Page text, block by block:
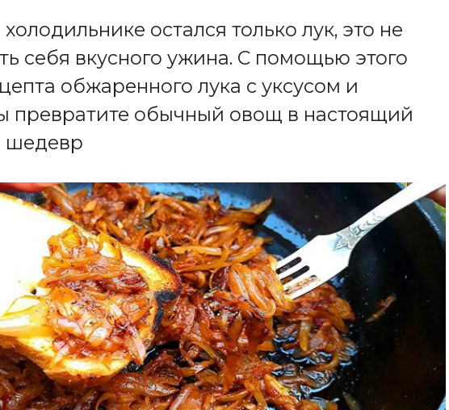
остался только лук, это не
себя вкусного ужина. С помощью этого
обжаренного лука с уксусом и
превратите обычный овощ в настоящий
шедевр